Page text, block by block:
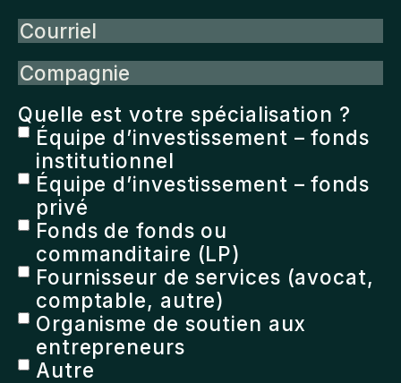
Courriel
Compagnie
Quelle est votre spécialisation ?
Équipe d’investissement – fonds
institutionnel
Équipe d’investissement – fonds
privé
Fonds de fonds ou
commanditaire (LP)
Fournisseur de services (avocat,
comptable, autre)
Organisme de soutien aux
entrepreneurs
Autre